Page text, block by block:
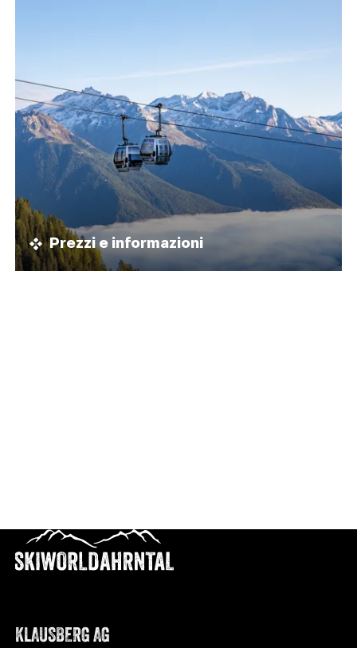
Prezzi e informazioni
KLAUSBERG AG